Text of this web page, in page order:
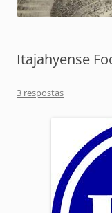
Itajahyense
3 respostas